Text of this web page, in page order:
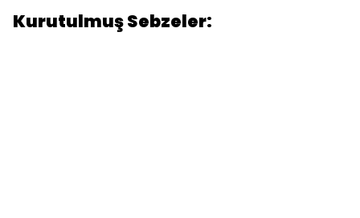
Kurutulmuş Sebzeler: